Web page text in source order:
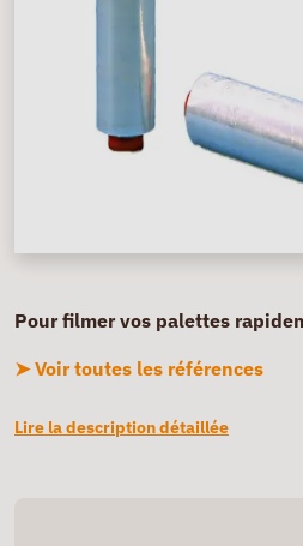
Pour filmer vos palettes
➤ Voir toutes les références
Lire la description détaillée